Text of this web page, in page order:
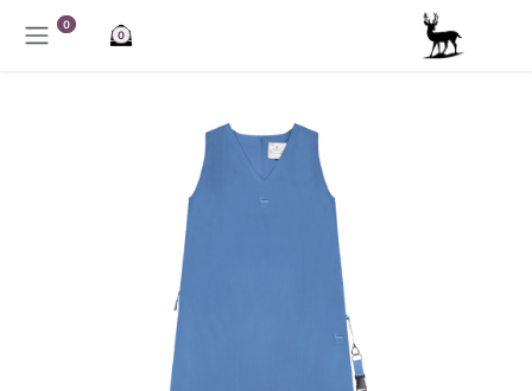
تخطي للذهاب إلى المحتوى
0
0